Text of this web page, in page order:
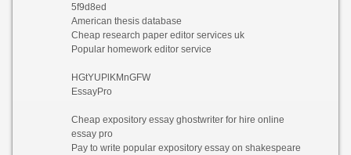
5f9d8ed
American thesis database
Cheap research paper editor services uk
Popular homework editor service
HGtYUPlKMnGFW
EssayPro
Cheap expository essay ghostwriter for hire online
essay pro
Pay to write popular expository essay on shakespeare